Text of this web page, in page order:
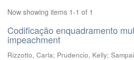
Now showing items 1-1 of 1
Codificação enquadramento
impeachment
Rizzotto, Carla; Prudencio, Kelly;